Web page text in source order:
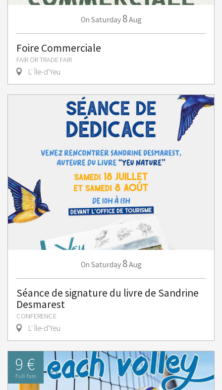
On Saturday 8Aug
Foire Commerciale
FAIR OR TRADE FAIR
L' Île-d'Yeu
On Saturday 8Aug
Séance de signature du livre de Sandrine
Desmarest
CONFERENCE
L' Île-d'Yeu
9 €
Full-fare